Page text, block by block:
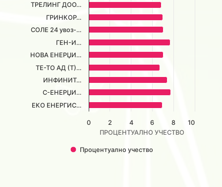
ПРОЦЕНТУАЛНО УЧЕСТВО
Процентуално учество
0 2 4 6 8 10
ТРЕЛИНГ ДОО…
ГРИНКОР…
СОЛЕ 24 увоз-…
ГЕН-И…
НОВА ЕНЕРЏИ…
ТЕ-ТО АД (Т)…
ИНФИНИТ…
С-ЕНЕРЏИ…
ЕКО ЕНЕРГИС…